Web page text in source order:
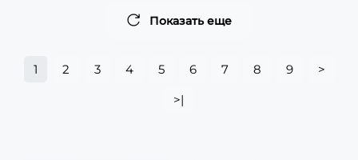
Показать еще
1 2 3 4 5 6 7 8 9
>
>|